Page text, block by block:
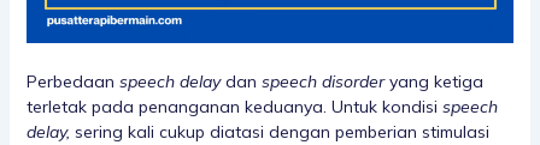
Perbedaan speech delaydan speech disorderyang ketiga
terletak pada penanganan keduanya. Untuk kondisi speech
delay, sering kali cukup diatasi dengan pemberian stimulasi